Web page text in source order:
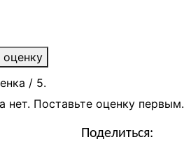
оценку
/ 5.
нет. Поставьте оценку первым.
Поделиться: